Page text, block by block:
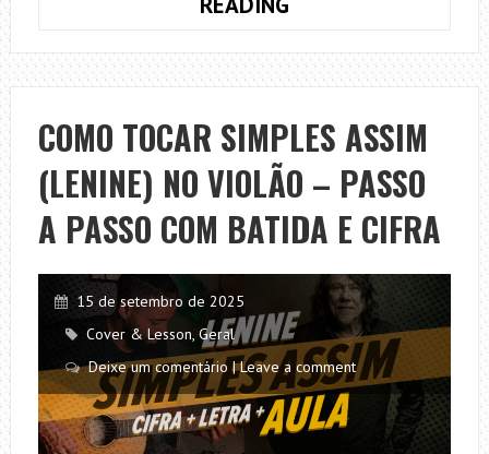
FÁCEIS
E
BONITOS
NO
VIOLÃO
(SEM
PESTANA)
SUBSTITUA
OS
ACORDES
TRADICIONAIS
COMO TOCAR SIMPLES ASSIM
(LENINE) NO VIOLÃO – PASSO
A PASSO COM BATIDA E CIFRA
15 de setembro de 2025
Cover & Lesson, Geral
Deixe um comentário | Leave a comment